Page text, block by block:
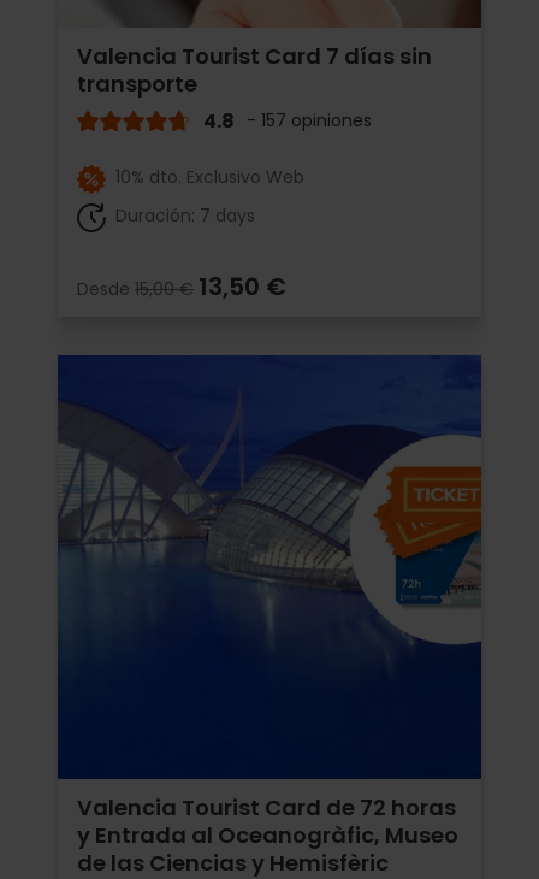
Valencia Tourist Card 7 días sin
transporte
4.8 - 157 opiniones
10% dto. Exclusivo Web
Duración: 7 days
Desde 15,00 € 13,50 €
Valencia Tourist Card de 72 horas
y Entrada al Oceanogràfic, Museo
de las Ciencias y Hemisfèric